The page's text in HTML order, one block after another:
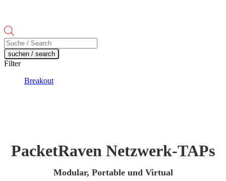
Products
search
suchen / search
Filter
Breakout
PacketRaven Netzwerk-TAPs
Modular, Portable und Virtual